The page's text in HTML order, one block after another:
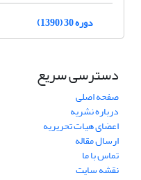
دوره 30 (1390)
دسترسی سریع
صفحه اصلی
درباره نشریه
اعضای هیات تحریریه
ارسال مقاله
تماس با ما
نقشه سایت